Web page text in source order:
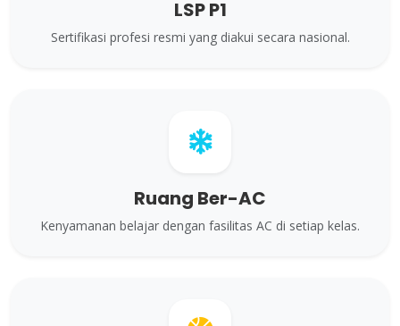
LSP P1
Sertifikasi profesi resmi yang diakui secara nasional.
Ruang Ber-AC
Kenyamanan belajar dengan fasilitas AC di setiap kelas.